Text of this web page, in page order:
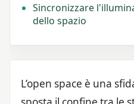
Sincronizzare
dello spazio
L’open space è una